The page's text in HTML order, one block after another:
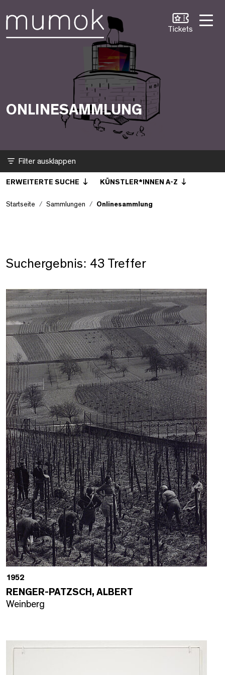
Tickets
Onlinesammlung
ONLINESAMMLUNG
Filter
ERWEITERTE SUCHE KÜNSTLER*INNEN A-Z
Startseite Sammlungen Onlinesammlung
Suchergebnis: 43 Treffer
1952
RENGER-PATZSCH, ALBERT
Weinberg